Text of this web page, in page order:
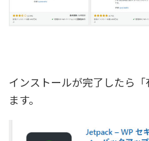
インストールが完了したら
ます。